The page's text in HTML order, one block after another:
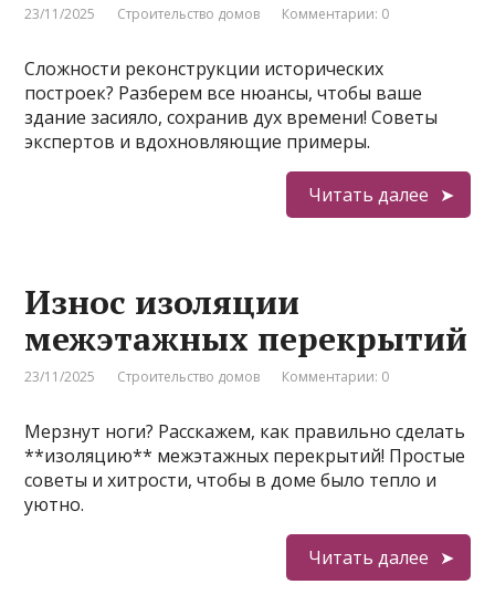
23/11/2025 Строительство домов Комментарии: 0
Сложности реконструкции исторических
построек? Разберем все нюансы, чтобы ваше
здание засияло, сохранив дух времени! Советы
экспертов и вдохновляющие примеры.
Читать далее
Износ изоляции
межэтажных перекрытий
23/11/2025 Строительство домов Комментарии: 0
Мерзнут ноги? Расскажем, как правильно сделать
**изоляцию** межэтажных перекрытий! Простые
советы и хитрости, чтобы в доме было тепло и
уютно.
Читать далее